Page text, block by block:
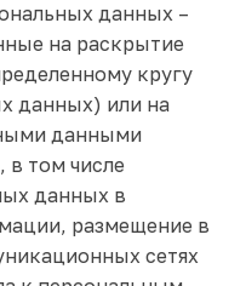
данных –
на раскрытие
кругу
данных) или на
данными
в том числе
данных в
размещение в
сетях